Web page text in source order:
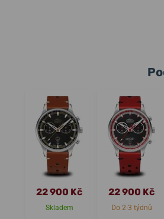
22 900 Kč
Skladem
22 900 Kč
Do 2-3 týdnů